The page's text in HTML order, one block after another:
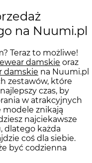
na Nuumi.pl
Teraz to możliwe!
damskie oraz
damskie na Nuumi.pl
zestawów, które
czas, by
w atrakcyjnych
modele znikają
najciekawsze
dlatego każda
coś dla siebie.
być codzienna